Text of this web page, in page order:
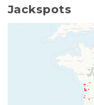
Jackspots